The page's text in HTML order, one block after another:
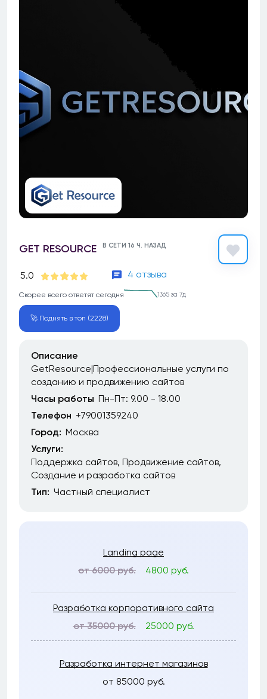
GET RESOURCE В СЕТИ 16 Ч. НАЗАД
5.0 4 отзыва
Скорее всего ответят сегодня 1365 за 7д
🚀 Поднять в топ (2228)
Описание
GetResource|Профессиональные услуги по
созданию и продвижению сайтов
Часы работы Пн-Пт: 9.00 - 18.00
Телефон +79001359240
Город: Москва
Услуги:
Поддержка сайтов Продвижение сайтов
Создание и разработка сайтов
Тип: Частный специалист
Landing page
от 6000 руб.
4800 руб.
Разработка корпоративного сайта
от 35000 руб.
25000 руб.
Разработка интернет магазинов
от 85000 руб.